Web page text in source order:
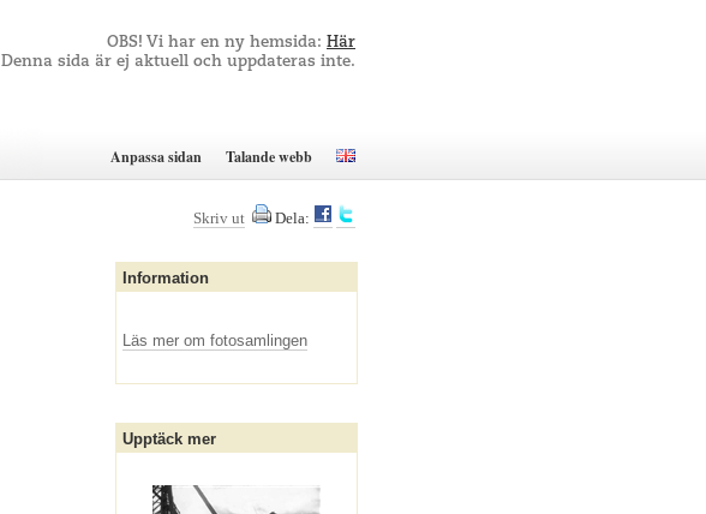
OBS! Vi har en ny hemsida: Här
Denna sida är ej aktuell och uppdateras inte.
Anpassa sidan Talande webb
Skriv ut Dela:
Information
Läs mer om fotosamlingen
Upptäck mer